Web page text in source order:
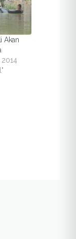
Akan